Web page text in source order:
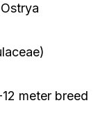
meter breed